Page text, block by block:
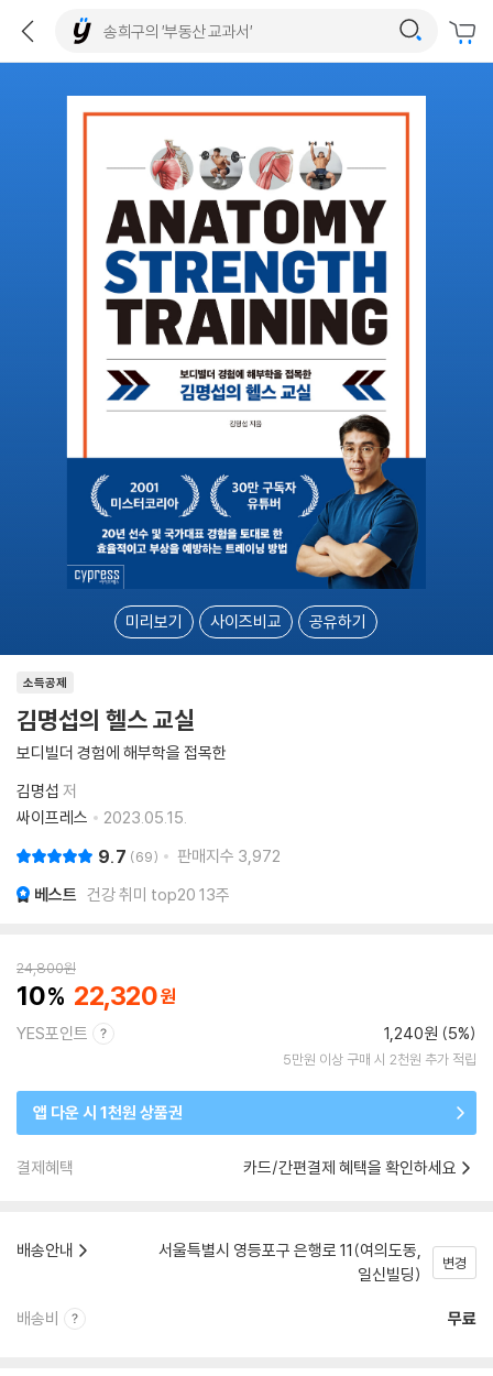
미리보기 사이즈비교 공유하기
소득공제
김명섭의 헬스 교실
보디빌더 경험에 해부학을 접목한
김명섭 저
싸이프레스
2023.05.15.
9.7 69 판매지수 3,972
베스트 건강 취미 top20 13주
24,800원
10 22,320
YES포인트 1,240원 (5%)
5만원 이상 구매 시 2천원 추가 적립
앱 다운 시 1천원 상품권
결제혜택 카드/간편결제 혜택을 확인하세요
배송안내
서울특별시 영등포구 은행로 11(여의도동,
일신빌딩)
변경
배송비 무료